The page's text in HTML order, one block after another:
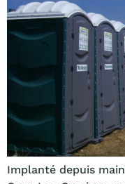
Implanté depuis